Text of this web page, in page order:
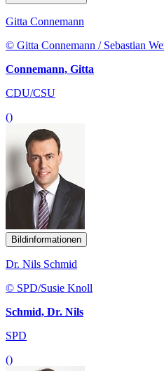
Gitta Connemann
© Gitta Connemann / Sebastian
Connemann, Gitta
CDU/CSU
()
Bildinformationen
Dr. Nils Schmid
© SPD/Susie Knoll
Schmid, Dr. Nils
SPD
()